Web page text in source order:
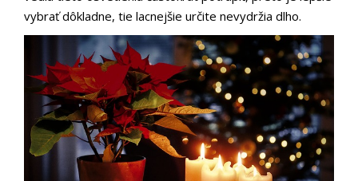
vybrať dôkladne, tie lacnejšie určite nevydržia dlho.